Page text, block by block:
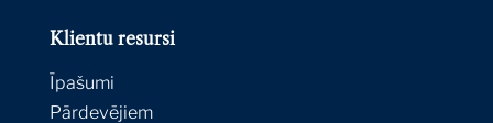
Klientu resursi
Īpašumi
Pārdevējiem